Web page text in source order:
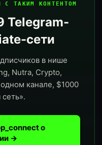
С ТАКИМ КОНТЕНТОМ
Telegram-
сети
в нише
Nutra, Crypto,
канале, $1000
сеть».
о
→